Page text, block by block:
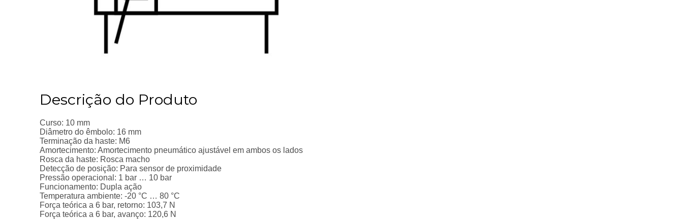
Descrição do Produto
Curso: 10 mm
Diâmetro do êmbolo: 16 mm
Terminação da haste: M6
Amortecimento: Amortecimento pneumático ajustável em ambos os lados
Rosca da haste: Rosca macho
Detecção de posição: Para sensor de proximidade
Pressão operacional: 1 bar … 10 bar
Funcionamento: Dupla ação
Temperatura ambiente: -20 °C … 80 °C
Força teórica a 6 bar, retorno: 103,7 N
Força teórica a 6 bar, avanço: 120,6 N